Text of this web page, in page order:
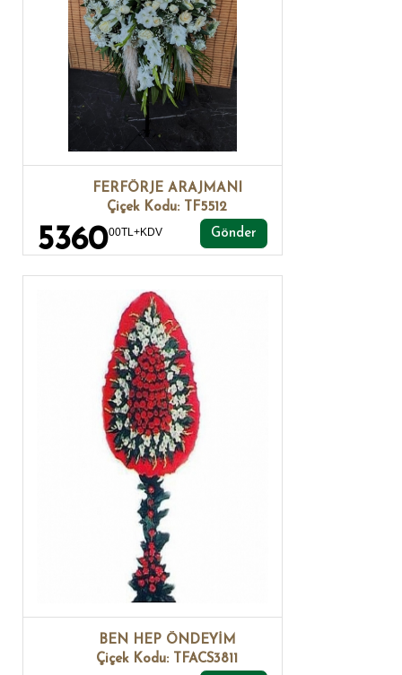
FERFÖRJE ARAJMANI
Çiçek Kodu: TF5512
536000TL+KDV Gönder
BEN HEP ÖNDEYİM
Çiçek Kodu: TFACS3811